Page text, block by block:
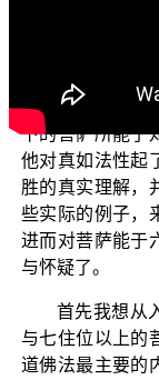
相，这些法是甚
只有智慧深利的
下的菩萨所能了
他对真如法性起
胜的真实理解，
些实际的例子，
进而对菩萨能于
与怀疑了。
首先我想从
与七住位以上的
道佛法最主要的